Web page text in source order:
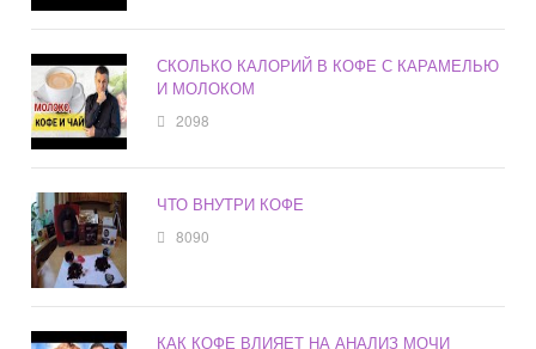
СКОЛЬКО КАЛОРИЙ В КОФЕ С КАРАМЕЛЬЮ
И МОЛОКОМ
2098
ЧТО ВНУТРИ КОФЕ
8090
КАК КОФЕ ВЛИЯЕТ НА АНАЛИЗ МОЧИ